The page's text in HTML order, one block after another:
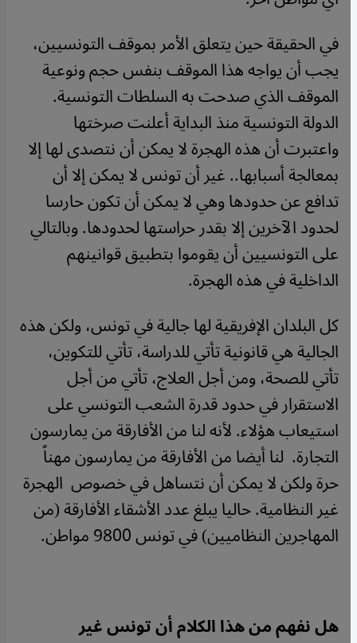
في الحقيقة حين يتعلق الأمر بموقف التونسيين،
يجب أن يواجه هذا الموقف بنفس حجم ونوعية
الموقف الذي صدحت به السلطات التونسية.
الدولة التونسية منذ البداية أعلنت صرختها
واعتبرت أن هذه الهجرة لا يمكن أن نتصدى لها إلا
بمعالجة أسبابها.. غير أن تونس لا يمكن إلا أن
تدافع عن حدودها وهي لا يمكن أن تكون حارسا
لحدود الآخرين إلا بقدر حراستها لحدودها. وبالتالي
على التونسيين أن يقوموا بتطبيق قوانينهم
الداخلية في هذه الهجرة.
كل البلدان الإفريقية لها جالية في تونس، ولكن هذه
الجالية هي قانونية تأتي للدراسة، تأتي للتكوين،
تأتي للصحة، ومن أجل العلاج، تأتي من أجل
الاستقرار في حدود قدرة الشعب التونسي على
استيعاب هؤلاء. لأنه لنا من الأفارقة من يمارسون
التجارة. لنا أيضا من الأفارقة من يمارسون مهناً
حرة ولكن لا يمكن أن نتساهل في خصوص الهجرة
غير النظامية. حاليا يبلغ عدد الأشقاء الأفارقة (من
المهاجرين النظاميين) في تونس 9800 مواطن.
هل نفهم من هذا الكلام أن تونس غير